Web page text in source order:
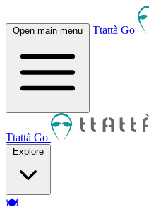
Open main menu Ttattà Go
Ttattà Go
Explore
🍽